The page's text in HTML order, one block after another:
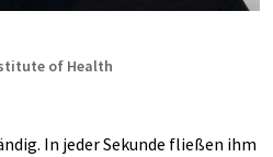
of Health
In jeder Sekunde fließen ihm